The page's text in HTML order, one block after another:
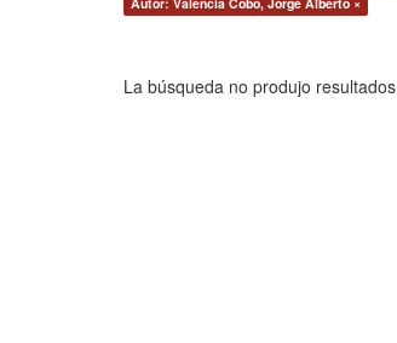
La búsqueda no produjo resultados